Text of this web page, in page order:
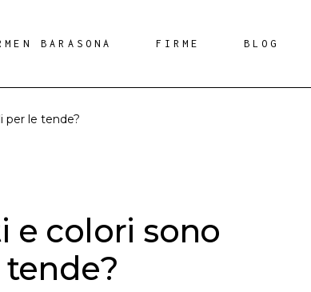
BARASONA FIRME BLOG
per le tende?
e colori sono